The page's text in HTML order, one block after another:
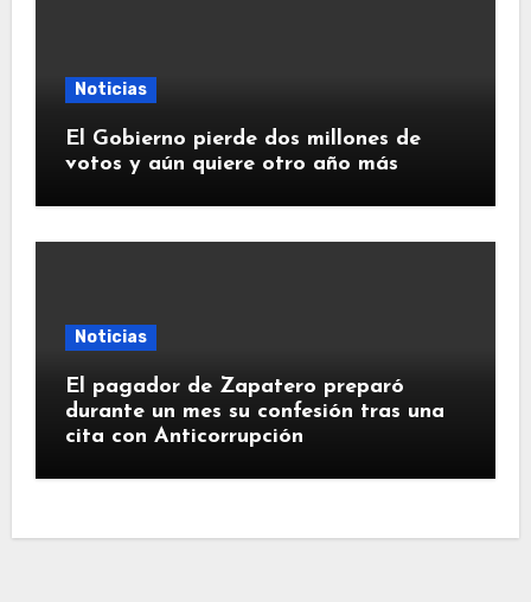
Noticias
El Gobierno pierde dos millones de
votos y aún quiere otro año más
Noticias
El pagador de Zapatero preparó
durante un mes su confesión tras una
cita con Anticorrupción